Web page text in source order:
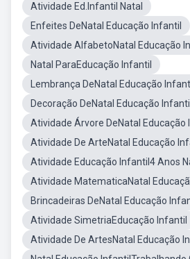
Atividade Ed.Infantil Natal
Enfeites DeNatal Educação Infantil
Atividade AlfabetoNatal Educação
Natal ParaEducação Infantil
Lembrança DeNatal Educação
Decoração DeNatal Educação Infantil
Atividade Árvore DeNatal Educação
Atividade De ArteNatal Educação
Atividade Educação Infantil4 Anos
Atividade MatematicaNatal
Brincadeiras DeNatal Educação
Atividade SimetriaEducação Infantil
Atividade De ArtesNatal Educação